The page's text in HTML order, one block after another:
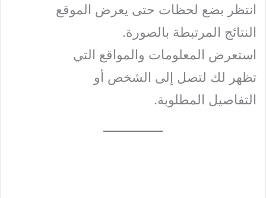
انتظر بضع لحظات حتى يعرض الموقع
النتائج المرتبطة بالصورة.
استعرض المعلومات والمواقع التي
تظهر لك لتصل إلى الشخص أو
التفاصيل المطلوبة.